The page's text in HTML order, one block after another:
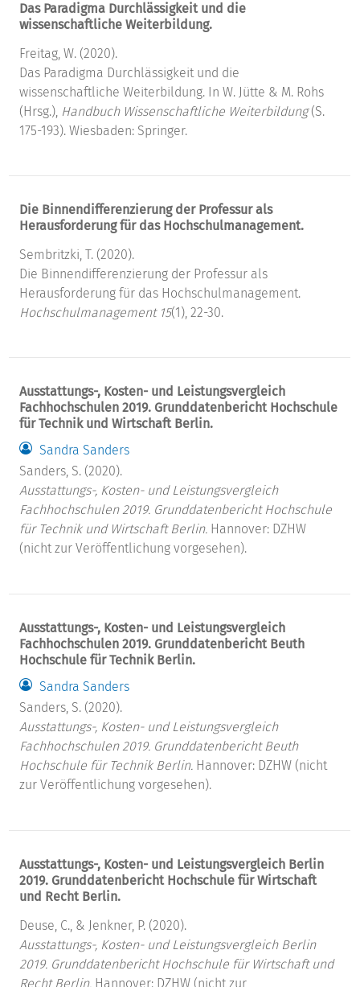
Das Paradigma Durchlässigkeit und die
wissenschaftliche Weiterbildung.
Freitag, W. (2020).
Das Paradigma Durchlässigkeit und die
wissenschaftliche Weiterbildung. In W. Jütte & M. Rohs
(Hrsg.), Handbuch Wissenschaftliche Weiterbildung(S.
175-193). Wiesbaden: Springer.
Die Binnendifferenzierung der Professur als
Herausforderung für das Hochschulmanagement.
Sembritzki, T. (2020).
Die Binnendifferenzierung der Professur als
Herausforderung für das Hochschulmanagement.
Hochschulmanagement 15(1), 22-30.
Ausstattungs-, Kosten- und Leistungsvergleich
Fachhochschulen 2019. Grunddatenbericht Hochschule
für Technik und Wirtschaft Berlin.
Sandra Sanders
Sanders, S. (2020).
Ausstattungs-, Kosten- und Leistungsvergleich
Fachhochschulen 2019. Grunddatenbericht Hochschule
für Technik und Wirtschaft Berlin. Hannover: DZHW
(nicht zur Veröffentlichung vorgesehen).
Ausstattungs-, Kosten- und Leistungsvergleich
Fachhochschulen 2019. Grunddatenbericht Beuth
Hochschule für Technik Berlin.
Sandra Sanders
Sanders, S. (2020).
Ausstattungs-, Kosten- und Leistungsvergleich
Fachhochschulen 2019. Grunddatenbericht Beuth
Hochschule für Technik Berlin. Hannover: DZHW (nicht
zur Veröffentlichung vorgesehen).
Ausstattungs-, Kosten- und Leistungsvergleich Berlin
2019. Grunddatenbericht Hochschule für Wirtschaft
und Recht Berlin.
Deuse, C., & Jenkner, P. (2020).
Ausstattungs-, Kosten- und Leistungsvergleich Berlin
2019. Grunddatenbericht Hochschule für Wirtschaft und
Recht Berlin. Hannover: DZHW (nicht zur